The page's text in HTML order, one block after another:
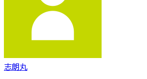
志朗丸